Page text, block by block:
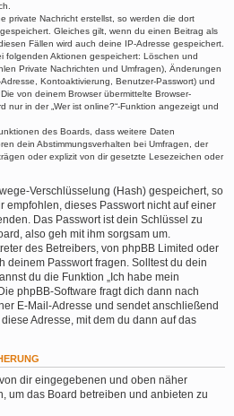
private Nachricht erstellst, so werden die dort
Gleiches gilt, wenn du einen Beitrag als
Fällen wird auch deine IP-Adresse gespeichert.
folgenden Aktionen gespeichert: Löschen und
Private Nachrichten und Umfragen), Änderungen
Kontoaktivierung, Benutzer-Passwort) und
von deinem Browser übermittelte Browser-
nur in der „Wer ist online?“-Funktion angezeigt und
des Boards, dass weitere Daten
dein Abstimmungsverhalten bei Umfragen, der
oder explizit von dir gesetzte Lesezeichen oder
Verschlüsselung (Hash) gespeichert, so
empfohlen, dieses Passwort nicht auf einer
Das Passwort ist dein Schlüssel zu
also geh mit ihm sorgsam um.
des Betreibers, von phpBB Limited oder
deinem Passwort fragen. Solltest du dein
du die Funktion „Ich habe mein
phpBB-Software fragt dich dann nach
E-Mail-Adresse und sendet anschließend
Adresse, mit dem du dann auf das
dir eingegebenen und oben näher
um das Board betreiben und anbieten zu